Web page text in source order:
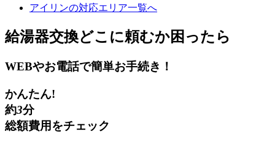
アイリンの対応エリア一覧へ
給湯器交換どこに頼むか困ったら
WEBやお電話で簡単お手続き！
かんたん!
約3分
総額費用をチェック